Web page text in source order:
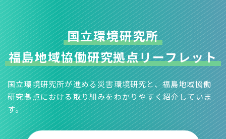
国立環境研究所
福島地域協働研究拠点リーフレット
国立環境研究所が進める災害環境研究と、福島地域協働
研究拠点における取り組みをわかりやすく紹介していま
す。